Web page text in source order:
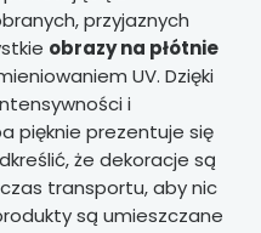
przyjaznych
obrazy na płótnie
UV. Dzięki
i
pięknie prezentuje się
że dekoracje są
transportu, aby nic
są umieszczane